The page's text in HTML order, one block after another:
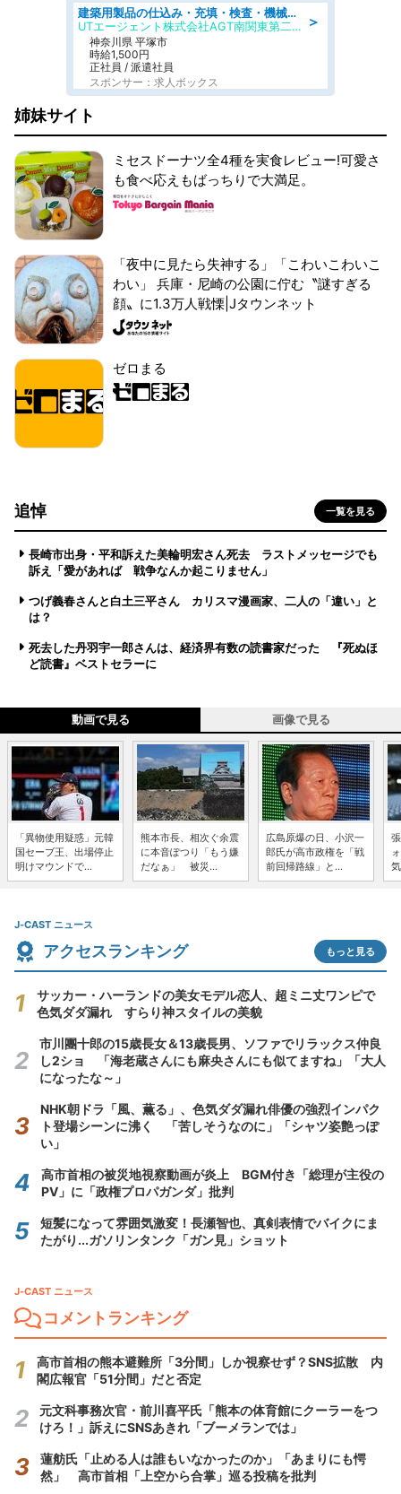
＞
建築用製品の仕込み・充填・検査・機械操作/寮完備/日払い/工場・製造
UTエージェント株式会社AGT南関東第二CU
神奈川県 平塚市
時給1,500円
正社員 / 派遣社員
スポンサー：求人ボックス
姉妹サイト
ミセスドーナツ全4種を実食レビュー!可愛さ
も食べ応えもばっちりで大満足。
「夜中に見たら失神する」「こわいこわいこ
わい」 兵庫・尼崎の公園に佇む〝謎すぎる
顔〟に1.3万人戦慄|Jタウンネット
ゼロまる
追悼 一覧を見る
長崎市出身・平和訴えた美輪明宏さん死去 ラストメッセージでも
訴え「愛があれば 戦争なんか起こりません」
つげ義春さんと白土三平さん カリスマ漫画家、二人の「違い」と
は？
死去した丹羽宇一郎さんは、経済界有数の読書家だった 『死ぬほ
ど読書』ベストセラーに
動画で見る 画像で見る
「異物使用疑惑」元韓
国セーブ王、出場停止
明けマウンドで...
熊本市長、相次ぐ余震
に本音ぽつり「もう嫌
だなぁ」 被災...
広島原爆の日、小沢一
郎氏が高市政権を「戦
前回帰路線」と...
J-CAST ニュース
アクセスランキング もっと見る
サッカー・ハーランドの美女モデル恋人、超ミニ丈ワンピで
色気ダダ漏れ すらり神スタイルの美貌
市川團十郎の15歳長女＆13歳長男、ソファでリラックス仲良
し2ショ 「海老蔵さんにも麻央さんにも似てますね」「大人
になったな～」
NHK朝ドラ「風、薫る」、色気ダダ漏れ俳優の強烈インパク
ト登場シーンに沸く 「苦しそうなのに」「シャツ姿艶っぽ
い」
高市首相の被災地視察動画が炎上 BGM付き「総理が主役の
PV」に「政権プロパガンダ」批判
短髪になって雰囲気激変！長瀬智也、真剣表情でバイクにま
たがり...ガソリンタンク「ガン見」ショット
J-CAST ニュース
コメントランキング
高市首相の熊本避難所「3分間」しか視察せず？SNS拡散 内
閣広報官「51分間」だと否定
元文科事務次官・前川喜平氏「熊本の体育館にクーラーをつ
けろ！」訴えにSNSあきれ「ブーメランでは」
蓮舫氏「止める人は誰もいなかったのか」「あまりにも愕
然」 高市首相「上空から合掌」巡る投稿を批判